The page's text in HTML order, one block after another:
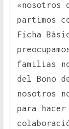
«nosotros
partimos
Ficha
familias
del Bono
nosotros
para